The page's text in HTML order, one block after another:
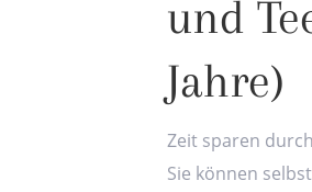
und
Jahre)
Zeit sparen
Sie können